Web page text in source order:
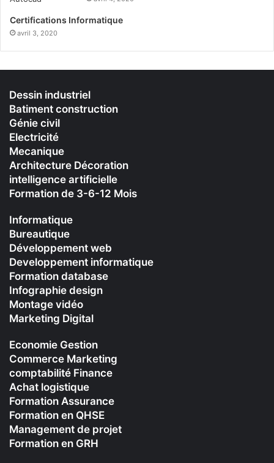
Certifications Informatique
avril 3, 2020
Dessin industriel
Batiment construction
Génie civil
Electricité
Mecanique
Architecture Décoration
intelligence artificielle
Formation de 3-6-12 Mois
Informatique
Bureautique
Développement web
Developpement informatique
Formation database
Infographie design
Montage vidéo
Marketing Digital
Economie Gestion
Commerce Marketing
comptabilité Finance
Achat logistique
Formation Assurance
Formation en QHSE
Management de projet
Formation en GRH